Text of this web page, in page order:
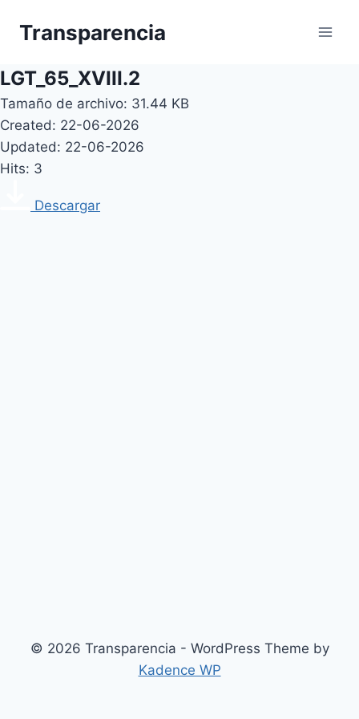
Transparencia
LGT_65_XVIII.2
Tamaño de archivo: 31.44 KB
Created: 22-06-2026
Updated: 22-06-2026
Hits: 3
Descargar
© 2026 Transparencia - WordPress Theme by
Kadence WP